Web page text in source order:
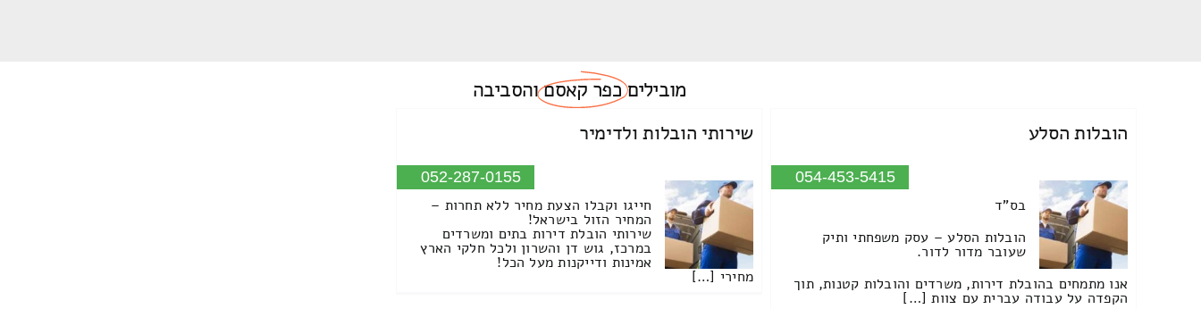
מוביליםכפר קאסםוהסביבה
הובלות הסלע
054-453-5415
בס"ד
הובלות הסלע – עסק משפחתי ותיק
שעובר מדור לדור.
אנו מתמחים בהובלת דירות, משרדים והובלות קטנות, תוך
הקפדה על עבודה עברית עם צוות […]
שירותי הובלות ולדימיר
052-287-0155
חייגו וקבלו הצעת מחיר ללא תחרות –
המחיר הזול בישראל!
שירותי הובלת דירות בתים ומשרדים
במרכז, גוש דן והשרון ולכל חלקי הארץ
אמינות ודייקנות מעל הכל!
מחירי […]